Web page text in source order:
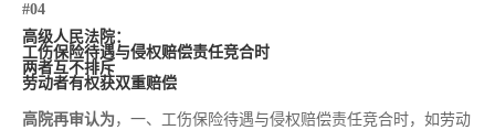
#04
高级人民法院：
工伤保险待遇与侵权赔偿责任竞合时
两者互不排斥
劳动者有权获双重赔偿
高院再审认为 ，一、工伤保险待遇与侵权赔偿责任竞合时，如劳动